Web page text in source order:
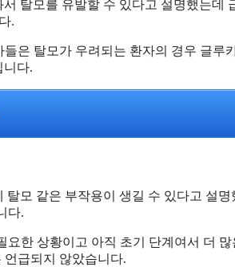
탈모를 유발할 수 있다고 설명했는데
.
은 탈모가 우려되는 환자의 경우 글루
니다.
모 같은 부작용이 생길 수 있다고 설명
다.
한 상황이고 아직 초기 단계여서 더 많
급되지 않았습니다.